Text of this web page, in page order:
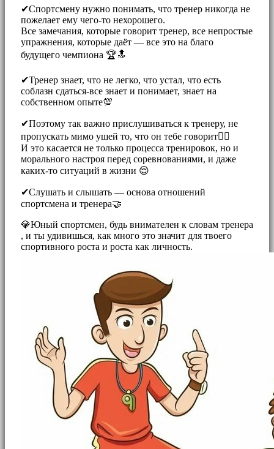
✔Спортсмену нужно понимать, что тренер никогда не
пожелает ему чего-то нехорошего.
Все замечания, которые говорит тренер, все непростые
упражнения, которые даёт — все это на благо
будущего чемпиона 🏆🔝 ⠀
✔Тренер знает, что не легко, что устал, что есть
соблазн сдаться-все знает и понимает, знает на
собственном опыте💯
✔Поэтому так важно прислушиваться к тренеру, не
пропускать мимо ушей то, что он тебе говорит☝🏼
И это касается не только процесса тренировок, но и
морального настроя перед соревнованиями, и даже
каких-то ситуаций в жизни 😌
✔Слушать и слышать — основа отношений
спортсмена и тренера🤝 ⠀
💎Юный спортсмен, будь внимателен к словам тренера
, и ты удивишься, как много это значит для твоего
спортивного роста и роста как личность.